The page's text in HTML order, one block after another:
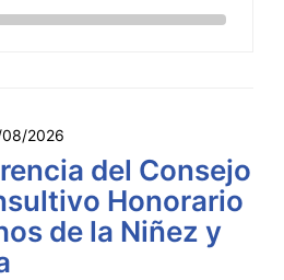
2026
del Consejo
Honorario
de la Niñez y